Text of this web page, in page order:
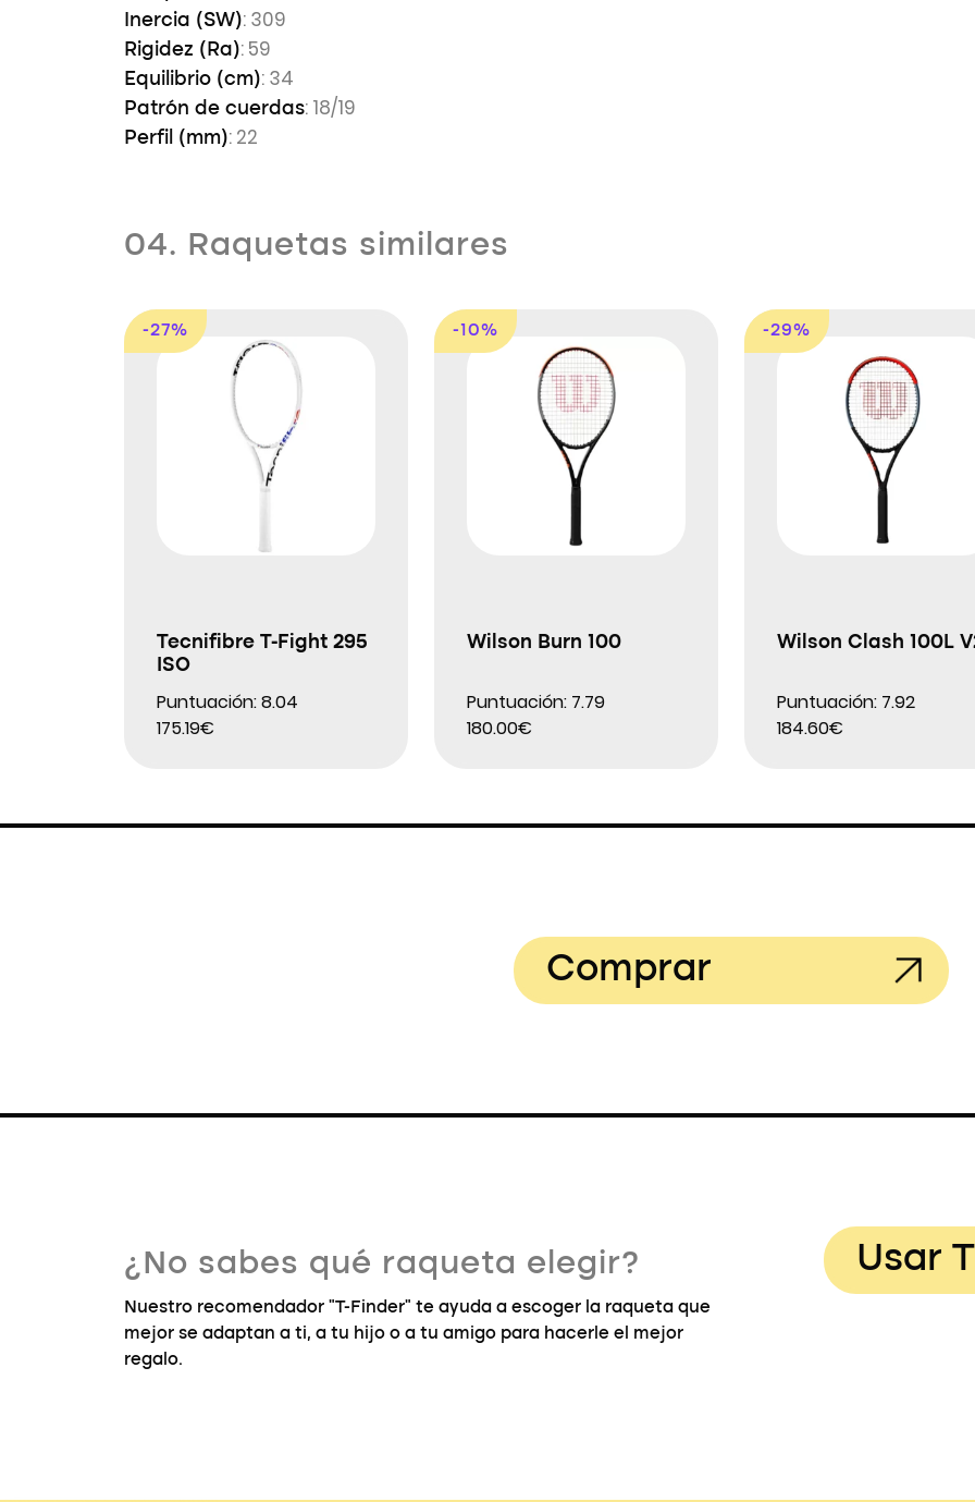
Inercia (SW): 309
Rigidez (Ra): 59
Equilibrio (cm): 34
Patrón de cuerdas: 18/19
Perfil (mm): 22
04. Raquetas similares
-27%
Tecnifibre T-Fight 295
ISO
Puntuación: 8.04
175.19€
-10%
Wilson Burn 100
Puntuación: 7.79
180.00€
-29%
Wilson Clash 100L
Puntuación: 7.92
184.60€
Comprar
¿No sabes qué raqueta elegir?
Nuestro recomendador "T-Finder" te ayuda a escoger la raqueta que
mejor se adaptan a ti, a tu hijo o a tu amigo para hacerle el mejor
regalo.
Usar